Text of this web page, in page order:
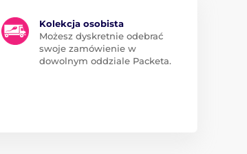
Kolekcja osobista
Możesz dyskretnie odebrać
swoje zamówienie w
dowolnym oddziale Packeta.